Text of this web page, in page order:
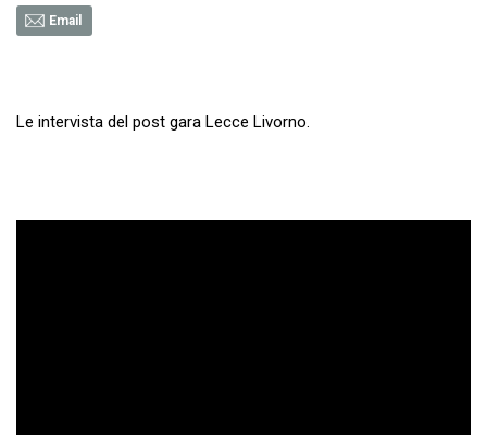
Email
Le intervista del post gara Lecce Livorno.